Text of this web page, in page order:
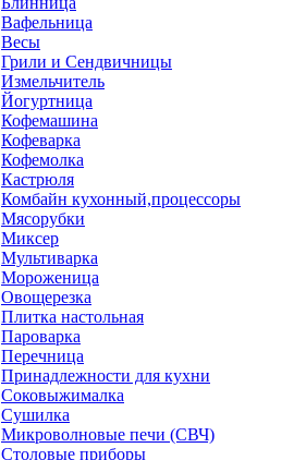
Вафельница
Весы
Грили и Сендвичницы
Измельчитель
Йогуртница
Кофемашина
Кофеварка
Кофемолка
Кастрюля
Комбайн кухонный,процессоры
Мясорубки
Миксер
Мультиварка
Мороженица
Овощерезка
Плитка настольная
Пароварка
Перечница
Принадлежности для кухни
Соковыжималка
Сушилка
Микроволновые печи (СВЧ)
Столовые приборы